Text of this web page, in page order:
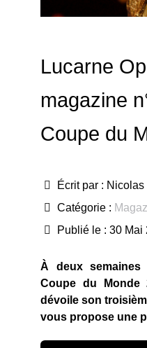
Lucarne
magazine
Coupe du
Écrit par : Nicolas
Catégorie :
Publié le : 30 Mai
À deux
Coupe du Monde
dévoile son
vous propose une